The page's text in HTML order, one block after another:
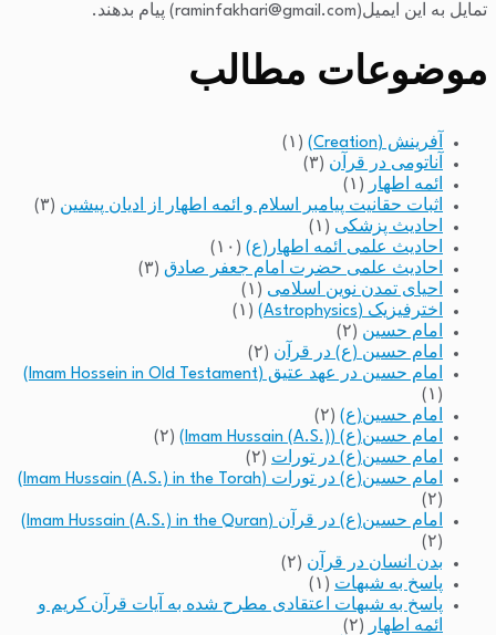
تمایل به این ایمیل(raminfakhari@gmail.com) پیام بدهند.
موضوعات مطالب
آفرینش (Creation)
(۱)
آناتومی در قرآن (۳)
ائمه اطهار
(۱)
اثبات حقانیت پیامبر اسلام و ائمه اطهار از ادیان پیشین (۳)
احادیث پزشکی (۱)
احادیث علمی ائمه اطهار(ع) (۱۰)
احادیث علمی حضرت امام جعفر صادق (۳)
احیای تمدن نوین اسلامی (۱)
اخترفیزیک (Astrophysics)
(۱)
امام حسین (۲)
امام حسین (ع) در قرآن (۲)
امام حسین در عهد عتیق (Imam Hossein in Old Testament)
(۱)
امام حسین(ع) (۲)
امام حسین(ع) (Imam Hussain (A.S.))
(۲)
امام حسین(ع) در تورات (۲)
امام حسین(ع) در تورات (Imam Hussain (A.S.) in the Torah)
(۲)
امام حسین(ع) در قرآن (Imam Hussain (A.S.) in the Quran)
(۲)
بدن انسان در قرآن (۲)
پاسخ به شبهات (۱)
پاسخ به شبهات اعتقادی مطرح شده به آیات قرآن کریم و
ائمه اطهار
(۲)